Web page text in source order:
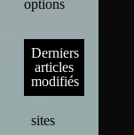
options
Derniers
articles
modifiés
sites